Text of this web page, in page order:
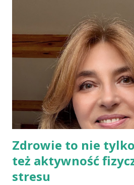
przeciwieństwie do świeżego pieczywa
zakwasie. Przaśne podpłomyki nie
fermentacją. Dziś, wzorem naszych
spożywać przaśny, niekwaszony
podpłomyki to: wziąć mąkę, wodę i
zagnieść ciasto, dodając mąkę w takiej
się do palców. Z kolei r...
Zdrowie to nie
też aktywność
stresu